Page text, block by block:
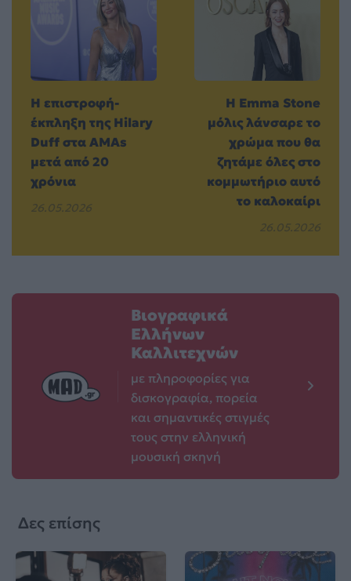
Η επιστροφή-
έκπληξη της Hilary
Duff στα AMAs
μετά από 20
χρόνια
26.05.2026
Η Emma Stone
μόλις λάνσαρε το
χρώμα που θα
ζητάμε όλες στο
κομμωτήριο αυτό
το καλοκαίρι
26.05.2026
Βιογραφικά
Ελλήνων
Καλλιτεχνών
με πληροφορίες για
δισκογραφία, πορεία
και σημαντικές στιγμές
τους στην ελληνική
μουσική σκηνή
Δες επίσης